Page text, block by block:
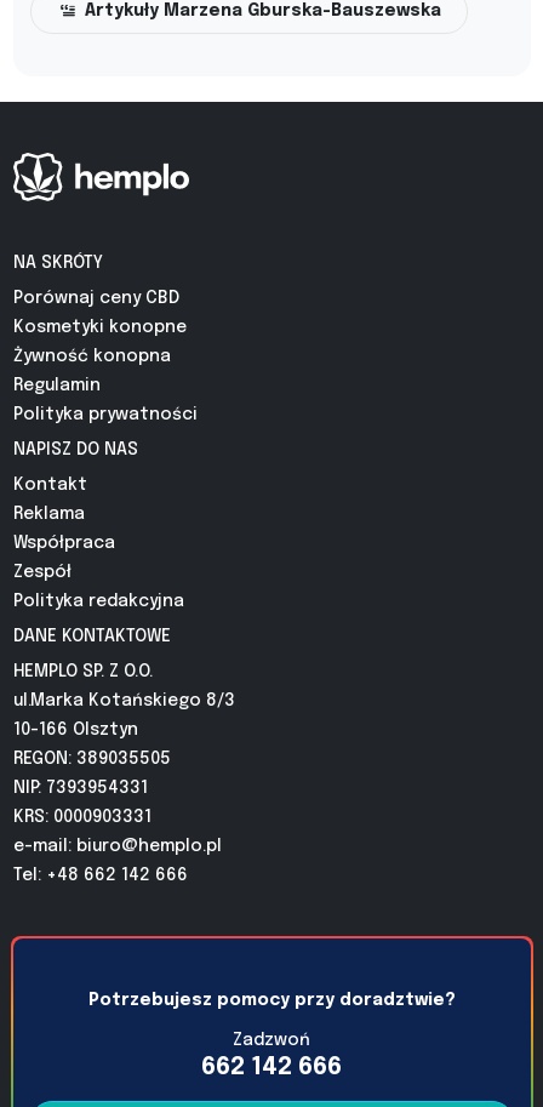
Artykuły Marzena Gburska-Bauszewska
NA SKRÓTY
Porównaj ceny CBD
Kosmetyki konopne
Żywność konopna
Regulamin
Polityka prywatności
NAPISZ DO NAS
Kontakt
Reklama
Współpraca
Zespół
Polityka redakcyjna
DANE KONTAKTOWE
HEMPLO SP. Z O.O.
ul.Marka Kotańskiego 8/3
10-166 Olsztyn
REGON: 389035505
NIP: 7393954331
KRS: 0000903331
e-mail: biuro@hemplo.pl
Tel: +48 662 142 666
Potrzebujesz pomocy przy doradztwie?
Zadzwoń
662 142 666